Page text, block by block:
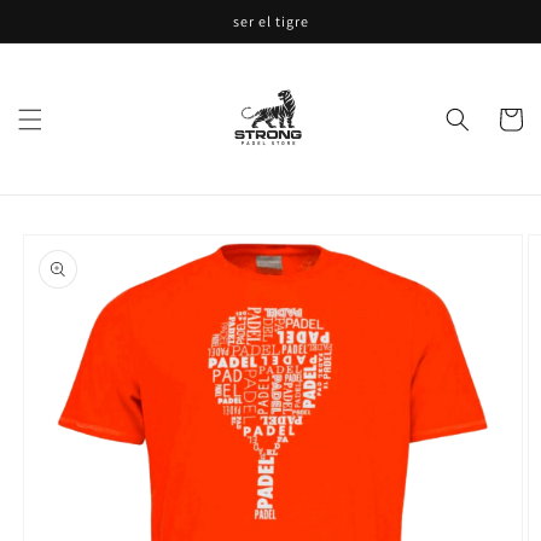
al contenido
ser el tigre
Carrito
a la
información
del producto